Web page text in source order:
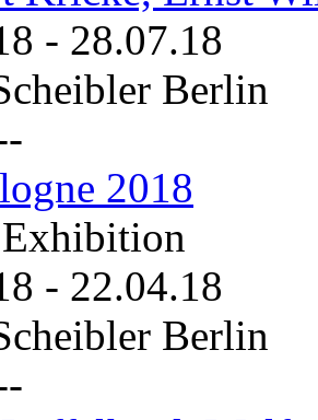
- 28.07.18
Berlin
2018
- 22.04.18
Berlin